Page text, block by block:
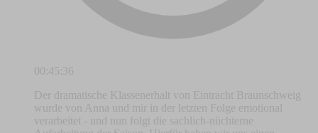
00:45:36
Der dramatische Klassenerhalt von Eintracht Braunschweig
wurde von Anna und mir in der letzten Folge emotional
verarbeitet - und nun folgt die sachlich-nüchterne